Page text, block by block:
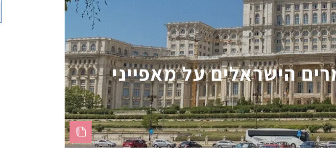
הישראלים על מאפייני